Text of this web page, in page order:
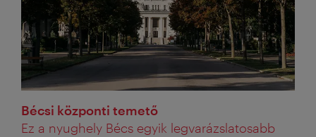
Bécsi központi temető
Ez a nyughely Bécs egyik legvarázslatosabb